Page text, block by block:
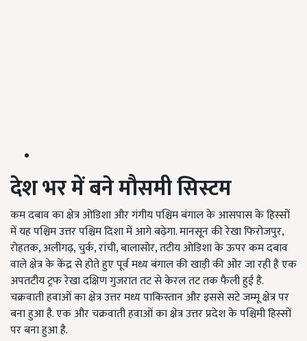
देश भर में बने मौसमी सिस्टम
कम दबाव का क्षेत्र ओडिशा और गंगीय पश्चिम बंगाल के आसपास के हिस्सों
में यह पश्चिम उत्तर पश्चिम दिशा में आगे बढ़ेगा. मानसून की रेखा फिरोजपुर,
रोहतक, अलीगढ़, चुर्क, रांची, बालासोर, तटीय ओडिशा के ऊपर कम दबाव
वाले क्षेत्र के केंद्र से होते हुए पूर्व मध्य बंगाल की खाड़ी की ओर जा रही है एक
अपतटीय ट्रफ रेखा दक्षिण गुजरात तट से केरल तट तक फैली हुई है.
चक्रवाती हवाओं का क्षेत्र उत्तर मध्य पाकिस्तान और इससे सटे जम्मू क्षेत्र पर
बना हुआ है. एक और चक्रवाती हवाओं का क्षेत्र उत्तर प्रदेश के पश्चिमी हिस्सों
पर बना हुआ है.